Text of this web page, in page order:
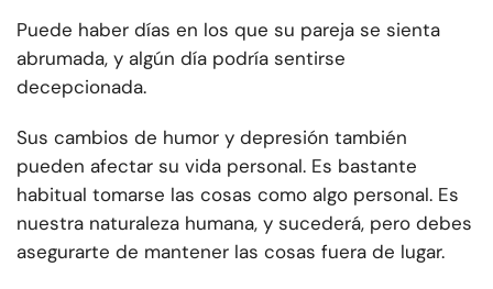
Puede haber días en los que su pareja se sienta
abrumada, y algún día podría sentirse
decepcionada.
Sus cambios de humor y depresión también
pueden afectar su vida personal. Es bastante
habitual tomarse las cosas como algo personal. Es
nuestra naturaleza humana, y sucederá, pero debes
asegurarte de mantener las cosas fuera de lugar.